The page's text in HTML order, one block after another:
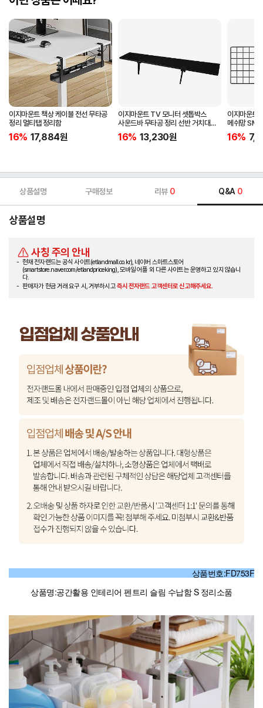
이지마운트 책상 케이블 전선 무타공
정리 멀티탭 정리함
16% 17,884원
이지마운트 TV 모니터 셋톱박스
사운드바 무타공 정리 선반 거치대
FS-900
16% 13,230원
이지마운트
메쉬망
16%
상품설명 구매정보 리뷰 0 Q&A 0
상품설명
사칭 주의 안내
현재 전자랜드는 공식 사이트(etlandmall.co.kr), 네이버 스마트스토어
(smartstore.naver.com/etlandpriceking), 모바일 어플 외 다른 사이트는 운영하고 있지 않습니
다.
판매자가 현금 거래 요구 시, 거부하시고즉시 전자랜드 고객센터로 신고해주세요.
상품번호:FD753F
상품명:공간활용 인테리어 펜트리 슬림 수납함 S 정리소품